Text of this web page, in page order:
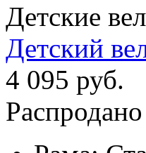
Детские
Детский
4 095 руб.
Распродано